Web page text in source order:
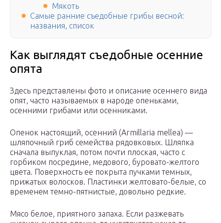
Мякоть
Самые ранние съедобные грибы весной:
названия, список
Как выглядят съедобные осенние
опята
Здесь представлены фото и описание осеннего вида
опят, часто называемых в народе опеньками,
осенними грибами или осенниками.
Опенок настоящий, осенний (Armillaria mellea) —
шляпочный гриб семейства рядовковых. Шляпка
сначала выпуклая, потом почти плоская, часто с
горбиком посредине, медового, буровато-желтого
цвета. Поверхность ее покрыта пучками темных,
прижатых волосков. Пластинки желтовато-белые, со
временем темно-пятнистые, довольно редкие.
Мясо белое, приятного запаха. Если разжевать